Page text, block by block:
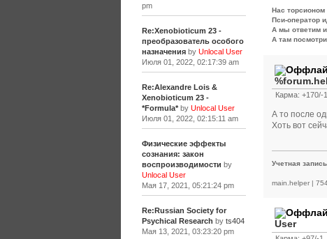
pm
Re:Xenobioticum 23 -
преобразователь особого
назначенияby Unlocal User
Июля 01, 2022, 02:17:39 am
Re:Alexandre Lois &
Xenobioticum 23 -
*Formula*by Unlocal User
Июля 01, 2022, 02:15:11 am
Физические эффекты
сознания: закон
воспроизводимости by
Unlocal User
Мая 17, 2021, 05:21:24 pm
Re:Russian Society for
Psychical Research by ts404
Мая 13, 2021, 03:23:20 pm
Нас торсионом
Пси-оператор
А мы ответим
А там
Карма: +170/-1
А то после
Хоть вот
Учетная
main.helper |
User